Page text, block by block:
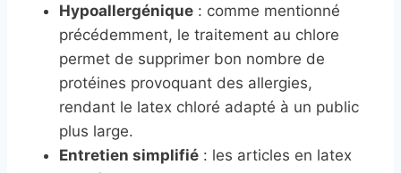
Hypoallergénique : comme mentionné
précédemment, le traitement au chlore
permet de supprimer bon nombre de
protéines provoquant des allergies,
rendant le latex chloré adapté à un public
plus large.
Entretien simplifié : les articles en latex